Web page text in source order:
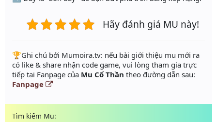
Hãy đánh giá MU này!
️🏆Ghi chú bởi Mumoira.tv: nếu bài giới thiệu mu mới ra
có like & share nhận code game, vui lòng tham gia trực
tiếp tại Fanpage của Mu Cổ Thần theo đường dẫn sau:
Fanpage
Tìm kiếm Mu: